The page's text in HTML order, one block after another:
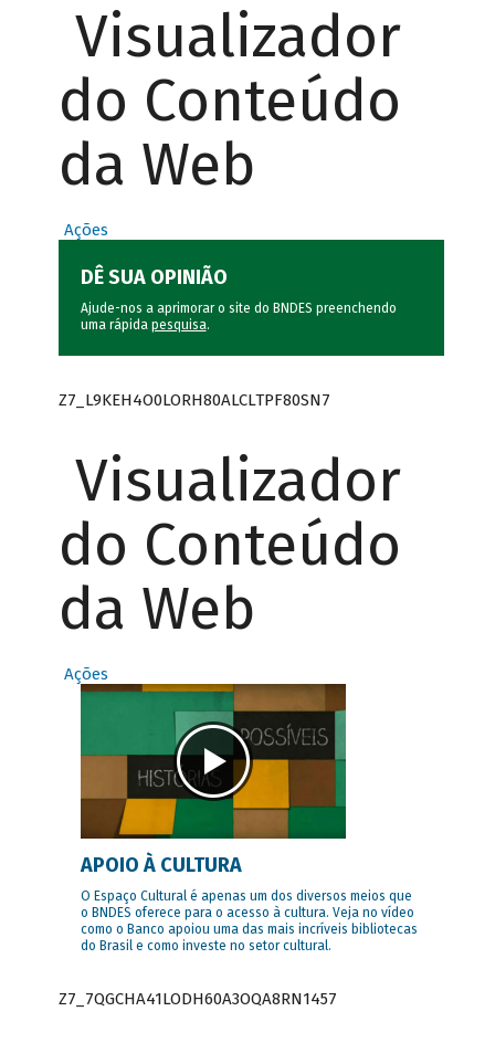
Visualizador
do Conteúdo
da Web
Ações
DÊ SUA OPINIÃO
Ajude-nos a aprimorar o site do BNDES preenchendo
uma rápida pesquisa.
Z7_L9KEH4O0LORH80ALCLTPF80SN7
Visualizador
do Conteúdo
da Web
Ações
APOIO À CULTURA
O Espaço Cultural é apenas um dos diversos meios que
o BNDES oferece para o acesso à cultura. Veja no vídeo
como o Banco apoiou uma das mais incríveis bibliotecas
do Brasil e como investe no setor cultural.
Z7_7QGCHA41LODH60A3OQA8RN1457